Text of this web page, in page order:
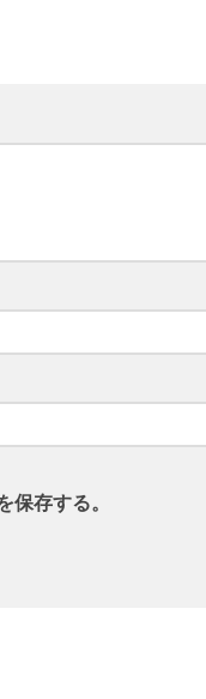
存する。